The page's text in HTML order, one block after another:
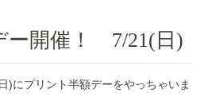
ー開催！ 7/21(日)
)にプリント半額デーをやっちゃいま